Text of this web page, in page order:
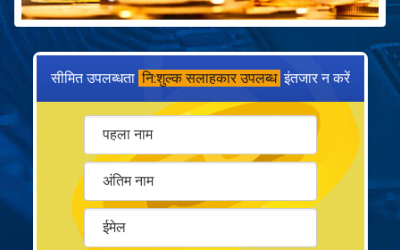
सीमित उपलब्धता नि:शुल्क सलाहकार उपलब्ध इंतजार न करें